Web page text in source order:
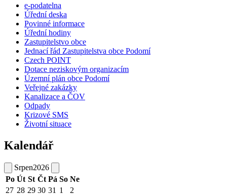
e-podatelna
Úřední deska
Povinné informace
Úřední hodiny
Zastupitelstvo obce
Jednací řád Zastupitelstva obce Podomí
Czech POINT
Dotace neziskovým organizacím
Územní plán obce Podomí
Veřejné zakázky
Kanalizace a ČOV
Odpady
Krizové SMS
Životní situace
Kalendář
Srpen2026
Po Út St Čt Pá So Ne
27 28 29 30 31 1
2